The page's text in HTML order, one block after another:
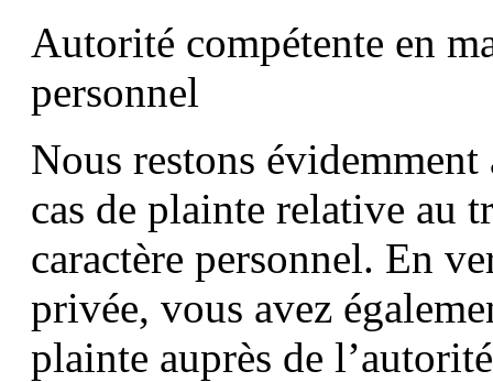
Autorité compétente en
personnel
Nous restons
cas de plainte relative au
caractère personnel. En
privée, vous avez
plainte auprès de